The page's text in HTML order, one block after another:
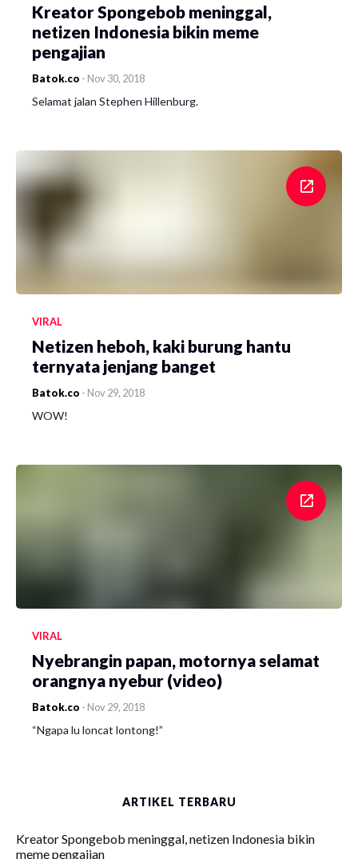
Kreator Spongebob meninggal,
netizen Indonesia bikin meme
pengajian
Batok.co - Nov 30, 2018
Selamat jalan Stephen Hillenburg.
VIRAL
Netizen heboh, kaki burung hantu
ternyata jenjang banget
Batok.co - Nov 29, 2018
WOW!
VIRAL
Nyebrangin papan, motornya selamat
orangnya nyebur (video)
Batok.co - Nov 29, 2018
“Ngapa lu loncat lontong!”
ARTIKEL TERBARU
Kreator Spongebob meninggal, netizen Indonesia bikin
meme pengajian